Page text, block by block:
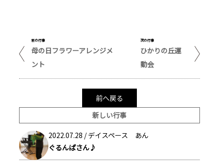
前の行事
母の日フラワーアレンジメ
ント
次の行事
ひかりの丘運
動会
前へ戻る
新しい行事
2022.07.28 /デイスペース あん
ぐるんぱさん♪